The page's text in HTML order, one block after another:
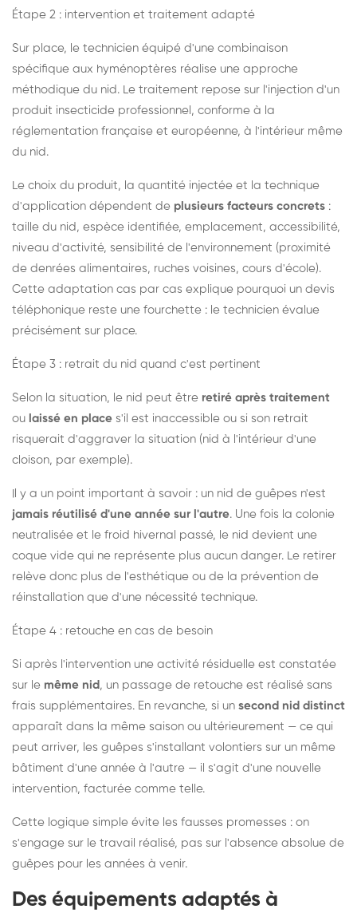
Étape 2 : intervention et traitement adapté
Sur place, le technicien équipé d'une combinaison
spécifique aux hyménoptères réalise une approche
méthodique du nid. Le traitement repose sur l'injection d'un
produit insecticide professionnel, conforme à la
réglementation française et européenne, à l'intérieur même
du nid.
Le choix du produit, la quantité injectée et la technique
d'application dépendent de plusieurs facteurs concrets :
taille du nid, espèce identifiée, emplacement, accessibilité,
niveau d'activité, sensibilité de l'environnement (proximité
de denrées alimentaires, ruches voisines, cours d'école).
Cette adaptation cas par cas explique pourquoi un devis
téléphonique reste une fourchette : le technicien évalue
précisément sur place.
Étape 3 : retrait du nid quand c'est pertinent
Selon la situation, le nid peut être retiré après traitement
ou laissé en place s'il est inaccessible ou si son retrait
risquerait d'aggraver la situation (nid à l'intérieur d'une
cloison, par exemple).
Il y a un point important à savoir : un nid de guêpes n'est
jamais réutilisé d'une année sur l'autre. Une fois la colonie
neutralisée et le froid hivernal passé, le nid devient une
coque vide qui ne représente plus aucun danger. Le retirer
relève donc plus de l'esthétique ou de la prévention de
réinstallation que d'une nécessité technique.
Étape 4 : retouche en cas de besoin
Si après l'intervention une activité résiduelle est constatée
sur le même nid , un passage de retouche est réalisé sans
frais supplémentaires. En revanche, si un second nid distinct
apparaît dans la même saison ou ultérieurement — ce qui
peut arriver, les guêpes s'installant volontiers sur un même
bâtiment d'une année à l'autre — il s'agit d'une nouvelle
intervention, facturée comme telle.
Cette logique simple évite les fausses promesses : on
s'engage sur le travail réalisé, pas sur l'absence absolue de
guêpes pour les années à venir.
Des équipements adaptés à